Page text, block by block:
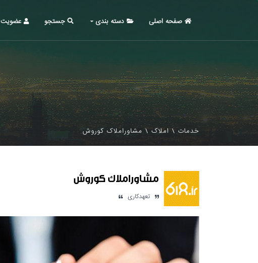
صفحه اصلی دسته بندی جستجو عضویت
خدمات \ املاک \ مشاوراملاک کوروش
مشاوراملاک کوروش
تعهدکاری